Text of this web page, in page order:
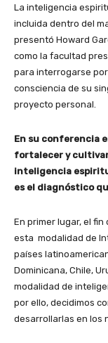
La inteligencia
incluida dentro del
presentó Howard
como la facultad
para interrogarse
consciencia de su
proyecto personal.
En su conferencia
fortalecer y cultivar
inteligencia
es el diagnóstico
En primer lugar, el
esta modalidad de
países
Dominicana, Chile,
modalidad de
por ello, decidimos
desarrollarlas en los